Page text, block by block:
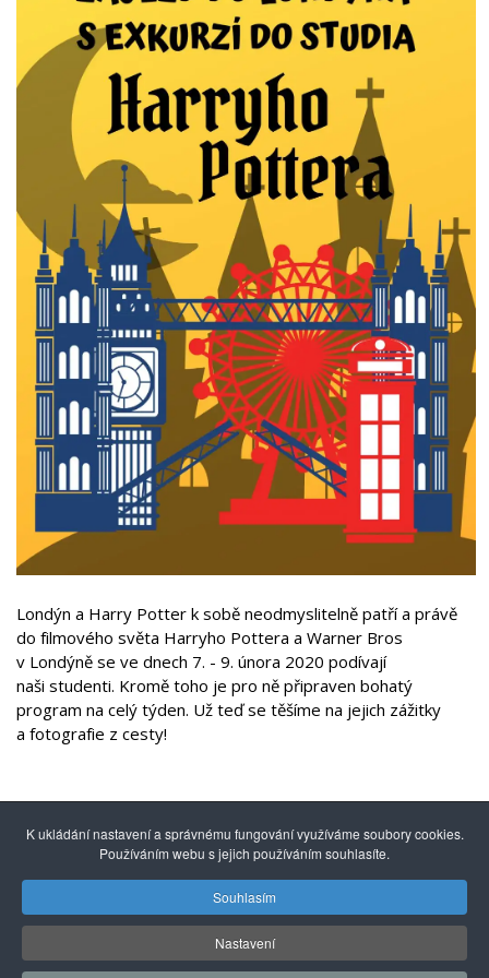
Londýn a Harry Potter k sobě neodmyslitelně patří a právě
do filmového světa Harryho Pottera a Warner Bros
v Londýně se ve dnech 7. - 9. února 2020 podívají
naši studenti. Kromě toho je pro ně připraven bohatý
program na celý týden. Už teď se těšíme na jejich zážitky
a fotografie z cesty!
Gymnázium mezinárodních a veřejných
vztahů Praha s.r.o.| Kuncova 1580, 155 00 Praha 5, +420
251 550 846 |info@gmvv.cz
K ukládání nastavení a správnému fungování využíváme soubory cookies.
Používáním webu s jejich používáním souhlasíte.
Souhlasím
Nastavení